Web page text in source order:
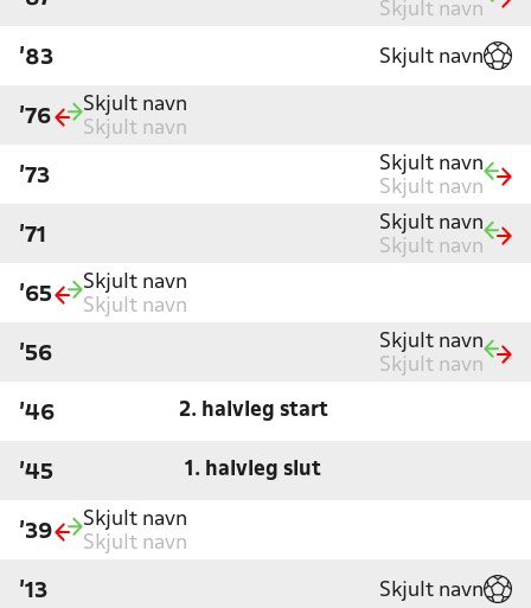
Skjult navn
'83 Skjult navn
'76
Skjult navn
Skjult navn
'73
Skjult navn
Skjult navn
'71
Skjult navn
Skjult navn
'65
Skjult navn
Skjult navn
'56
Skjult navn
Skjult navn
'46 2. halvleg start
'45 1. halvleg slut
'39
Skjult navn
Skjult navn
'13 Skjult navn